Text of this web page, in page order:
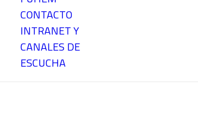
CONTACTO
INTRANET Y
CANALES DE
ESCUCHA